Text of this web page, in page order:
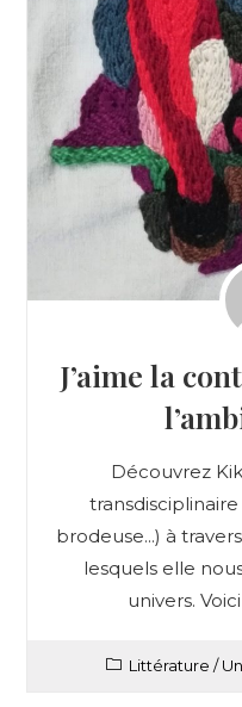
J’aime la
Découvrez
brodeuse...) à
lesquels elle
univers.
Littérature /